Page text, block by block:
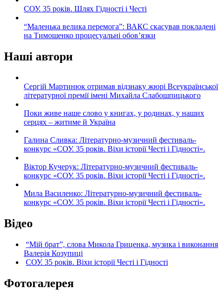
СОУ. 35 років. Шлях Гідності і Честі
“Маленька велика перемога”: ВАКС скасував покладені
на Тимошенко процесуальні обов’язки
Наші автори
Сергій Мартинюк отримав відзнаку жюрі Всеукраїнської
літературної премії імені Михайла Слабошпицького
Поки живе наше слово у книгах, у родинах, у наших
серцях – житиме й Україна
Галина Сливка: Літературно-музичний фестиваль-
конкурс «СОУ. 35 років. Віхи історії Честі і Гідності».
Віктор Кучерук: Літературно-музичний фестиваль-
конкурс «СОУ. 35 років. Віхи історії Честі і Гідності».
Мила Василенко: Літературно-музичний фестиваль-
конкурс «СОУ. 35 років. Віхи історії Честі і Гідності».
Відео
“Мій брат”, слова Микола Гриценка, музика і виконання
Валерія Козупиці
СОУ. 35 років. Віхи історії Честі і Гідності
Фотогалерея